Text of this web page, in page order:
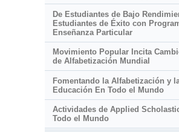
De Estudiantes de Bajo
Estudiantes de Éxito con
Enseñanza Particular
Movimiento Popular Incita
de Alfabetización Mundial
Fomentando la Alfabetización y
Educación En Todo el Mundo
Actividades de Applied
Todo el Mundo